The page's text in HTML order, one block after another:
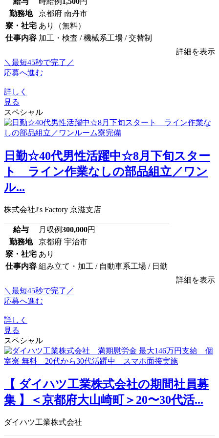
勤務地
京都府 南丹市
寮・社宅 あり（無料）
仕事内容 加工・検査 / 機械系工場 / 交替制
詳細を表示
＼最短45秒で完了／
応募へ進む
詳しく
見る
スペシャル
日勤☆40代男性活躍中☆8月下旬スター
ト ライン作業なしの部品組立／ワン
ル...
株式会社J's Factory 京滋支店
給与 月収例300,000円
勤務地
京都府 宇治市
寮・社宅 あり
仕事内容 組み立て・加工 / 自動車系工場 / 日勤
詳細を表示
＼最短45秒で完了／
応募へ進む
詳しく
見る
スペシャル
【 ダイハツ工業株式会社の期間社員募
集 】＜京都府大山崎町＞20〜30代活...
ダイハツ工業株式会社